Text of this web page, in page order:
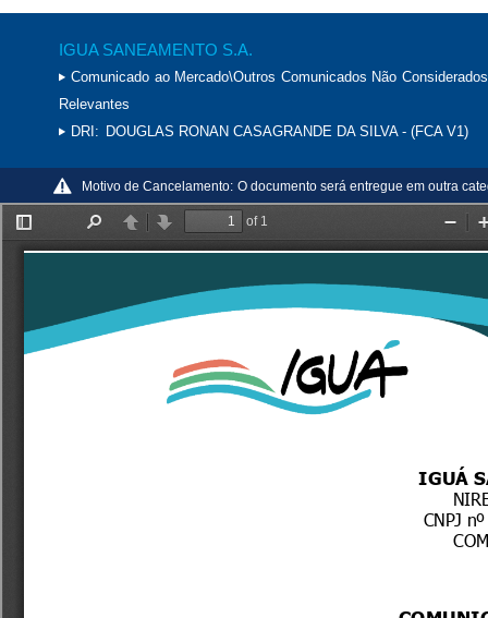
IGUA SANEAMENTO S.A.
Comunicado ao Mercado\Outros Comunicados Não
Relevantes
DRI: DOUGLAS RONAN CASAGRANDE DA SILVA - (FCA V1)
Motivo de Cancelamento: O documento será entregue em outra